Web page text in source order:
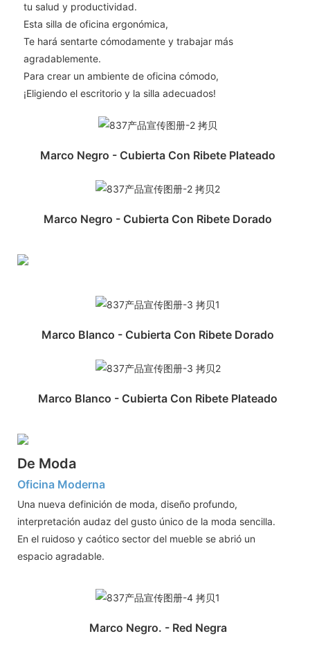
tu salud y productividad.
Esta silla de oficina ergonómica,
Te hará sentarte cómodamente y trabajar más
agradablemente.
Para crear un ambiente de oficina cómodo,
¡Eligiendo el escritorio y la silla adecuados!
Marco Negro - Cubierta Con Ribete Plateado
Marco Negro - Cubierta Con Ribete Dorado
De Moda
Oficina Moderna
Una nueva definición de moda, diseño profundo,
interpretación audaz del gusto único de la moda sencilla.
En el ruidoso y caótico sector del mueble se abrió un
espacio agradable.
Marco Blanco - Cubierta Con Ribete Dorado
Marco Blanco - Cubierta Con Ribete Plateado
Marco Negro. - Red Negra